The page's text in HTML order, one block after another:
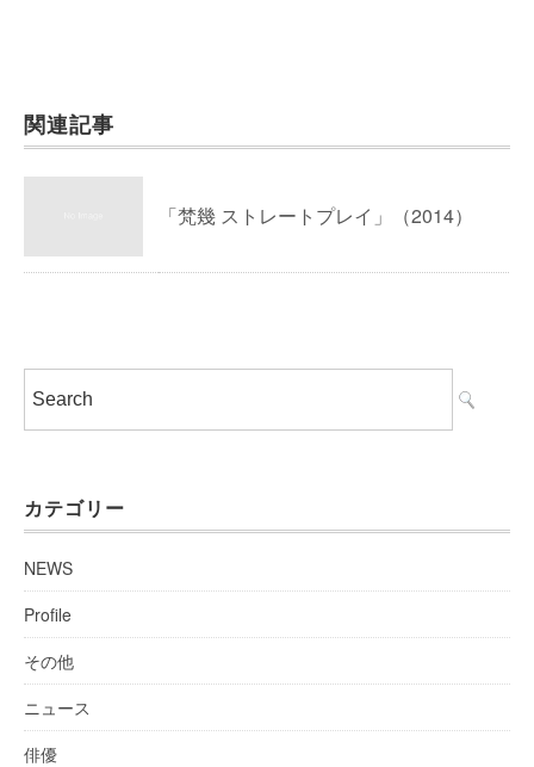
関連記事
「梵幾 ストレートプレイ」（2014）
カテゴリー
NEWS
Profile
その他
ニュース
俳優